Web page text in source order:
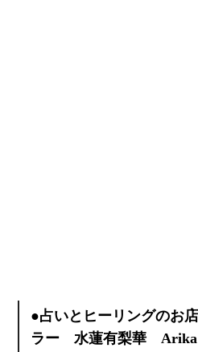
●占いとヒーリングのお
ラー 水蓮有梨華 Arika